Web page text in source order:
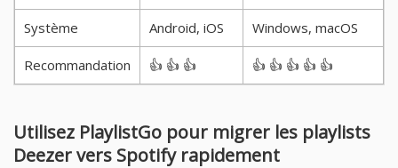
Système Android, iOS Windows, macOS
Recommandation 👍 👍 👍 👍 👍 👍 👍 👍
Utilisez PlaylistGo pour migrer les playlists
Deezer vers Spotify rapidement